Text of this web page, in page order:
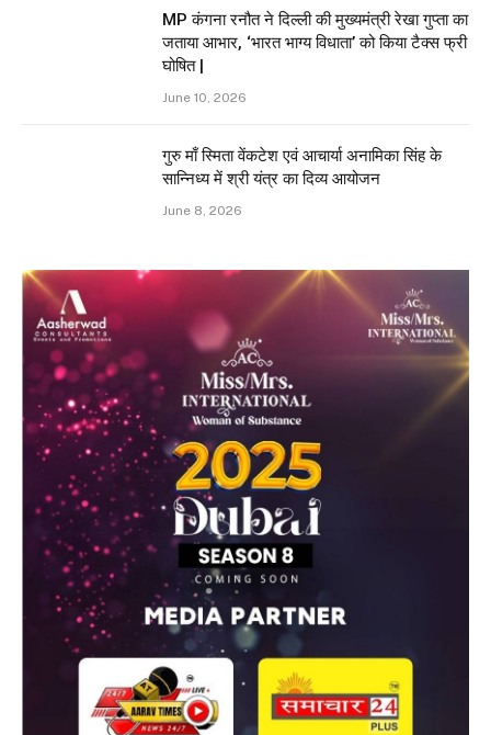
MP कंगना रनौत ने दिल्ली की मुख्यमंत्री रेखा गुप्ता का
जताया आभार, ‘भारत भाग्य विधाता’ को किया टैक्स फ्री
घोषित |
June 10, 2026
गुरु माँ स्मिता वेंकटेश एवं आचार्या अनामिका सिंह के
सान्निध्य में श्री यंत्र का दिव्य आयोजन
June 8, 2026